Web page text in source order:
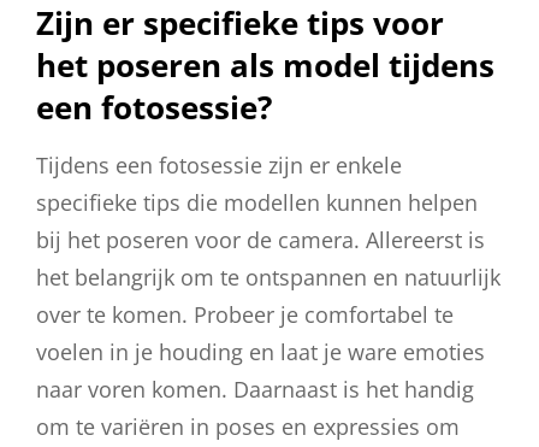
Zijn er specifieke tips voor
het poseren als model tijdens
een fotosessie?
Tijdens een fotosessie zijn er enkele
specifieke tips die modellen kunnen helpen
bij het poseren voor de camera. Allereerst is
het belangrijk om te ontspannen en natuurlijk
over te komen. Probeer je comfortabel te
voelen in je houding en laat je ware emoties
naar voren komen. Daarnaast is het handig
om te variëren in poses en expressies om